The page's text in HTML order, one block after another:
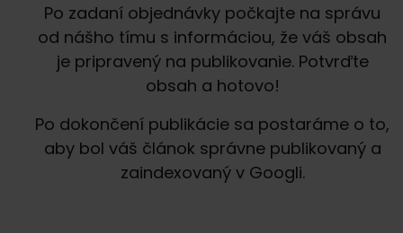
Po zadaní objednávky počkajte na správu
od nášho tímu s informáciou, že váš obsah
je pripravený na publikovanie. Potvrďte
obsah a hotovo!
Po dokončení publikácie sa postaráme o to,
aby bol váš článok správne publikovaný a
zaindexovaný v Googli.